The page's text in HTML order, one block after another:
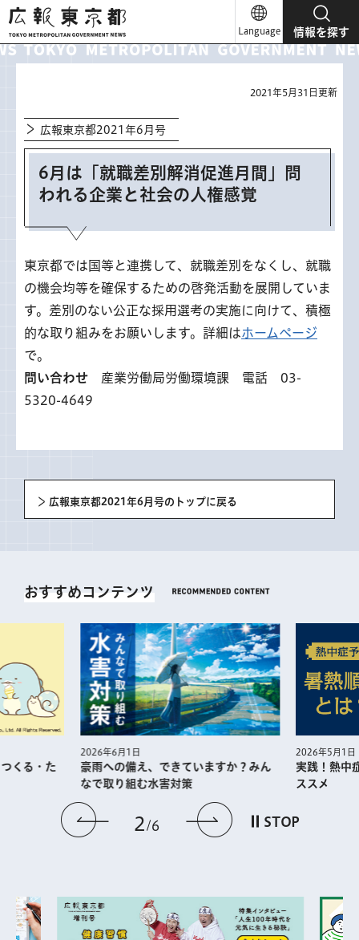
広報東京都
Language 情報を探す
2021年5月31日更新
広報東京都2021年6月号
6月は「就職差別解消促進月間」問
われる企業と社会の人権感覚
東京都では国等と連携して、就職差別をなくし、就職
の機会均等を確保するための啓発活動を展開していま
す。差別のない公正な採用選考の実施に向けて、積極
的な取り組みをお願いします。詳細はホームページ
で。
問い合わせ 産業労働局労働環境課 電話 03-
5320-4649
広報東京都2021年6月号のトップに戻る
おすすめコンテンツ
前のスライドを表示
2 6 次のスライドを
STOP
くる・た
2026年6月1日
豪雨への備え、できていますか？みん
なで取り組む水害対策
2026年5月1日
実践！熱中
ススメ